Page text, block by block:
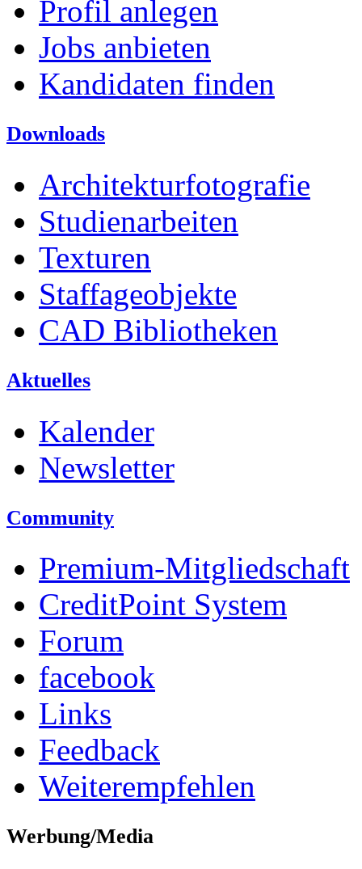
Profil anlegen
Jobs anbieten
Kandidaten finden
Downloads
Architekturfotografie
Studienarbeiten
Texturen
Staffageobjekte
CAD Bibliotheken
Aktuelles
Kalender
Newsletter
Community
Premium-Mitgliedschaft
CreditPoint System
Forum
facebook
Links
Feedback
Weiterempfehlen
Werbung/Media